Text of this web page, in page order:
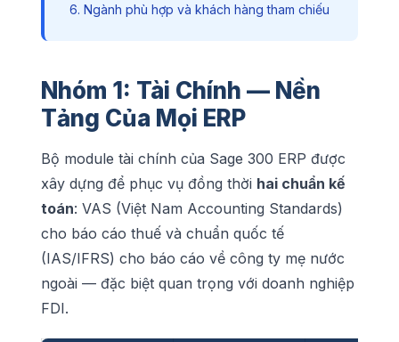
Ngành phù hợp và khách hàng tham chiếu
Nhóm 1: Tài Chính — Nền
Tảng Của Mọi ERP
Bộ module tài chính của Sage 300 ERP được
xây dựng để phục vụ đồng thời hai chuẩn kế
toán: VAS (Việt Nam Accounting Standards)
cho báo cáo thuế và chuẩn quốc tế
(IAS/IFRS) cho báo cáo về công ty mẹ nước
ngoài — đặc biệt quan trọng với doanh nghiệp
FDI.